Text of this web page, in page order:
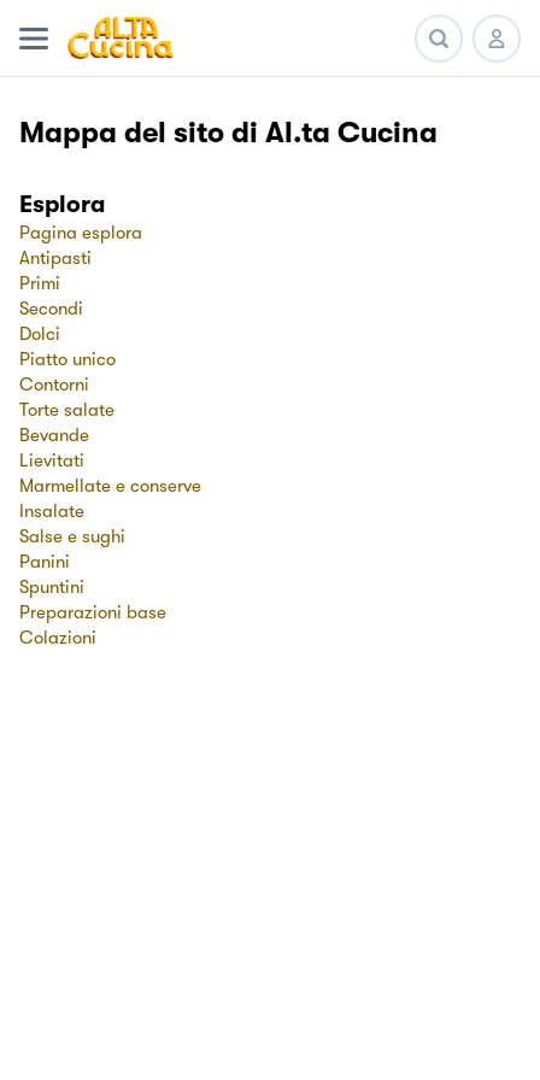
Mappa del sito di Al.ta Cucina
Esplora
Pagina esplora
Antipasti
Primi
Secondi
Dolci
Piatto unico
Contorni
Torte salate
Bevande
Lievitati
Marmellate e conserve
Insalate
Salse e sughi
Panini
Spuntini
Preparazioni base
Colazioni